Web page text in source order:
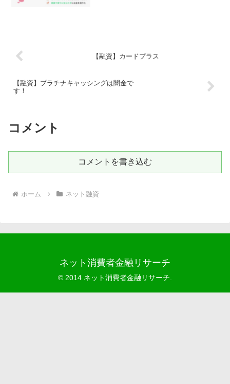
者に
【融資】カードプラス
【融資】プラチナキャッシングは闇金で
す！
コメント
コメントを書き込む
ホーム ネット融資
ネット消費者金融リサーチ
© 2014 ネット消費者金融リサーチ.